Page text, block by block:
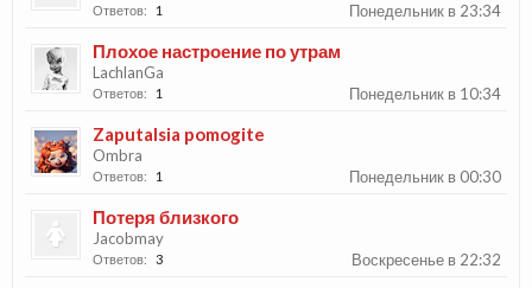
Ответов: 1 Понедельник в 23:34
Плохое настроение по утрам
LachlanGa
Ответов: 1 Понедельник в 10:34
Zaputalsia pomogite
Ombra
Ответов: 1 Понедельник в 00:30
Потеря близкого
Jacobmay
Ответов: 3 Воскресенье в 22:32